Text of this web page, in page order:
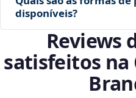
disponíveis?
Reviews
satisfeitos na